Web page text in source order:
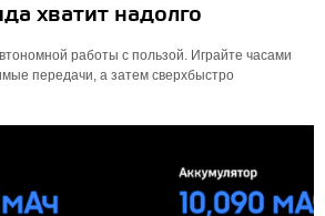
хватит надолго
работы с пользой. Играйте часами
передачи, а затем сверхбыстро